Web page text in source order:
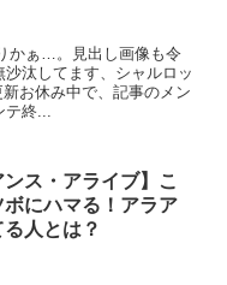
かぁ…。見出し画像も令
汰してます、シャルロッ
お休み中で、記事のメン
テ終...
ンス・アライブ】こ
ボにハマる！アラア
人とは？